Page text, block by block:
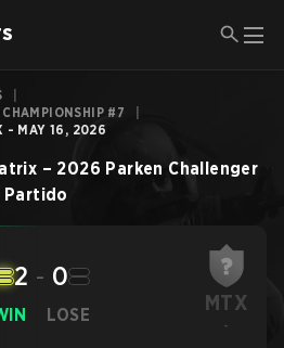
#7
- MAY 16, 2026
– 2026 Parken Challenger
Partido
2 - 0
LOSE MTX
-